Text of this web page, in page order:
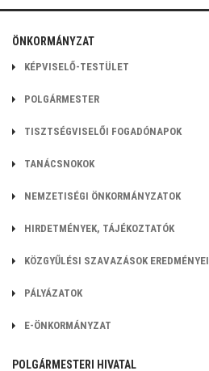
ÖNKORMÁNYZAT
KÉPVISELŐ-TESTÜLET
POLGÁRMESTER
TISZTSÉGVISELŐI FOGADÓNAPOK
TANÁCSNOKOK
NEMZETISÉGI ÖNKORMÁNYZATOK
HIRDETMÉNYEK, TÁJÉKOZTATÓK
KÖZGYŰLÉSI SZAVAZÁSOK EREDMÉNYEI
PÁLYÁZATOK
E-ÖNKORMÁNYZAT
POLGÁRMESTERI HIVATAL